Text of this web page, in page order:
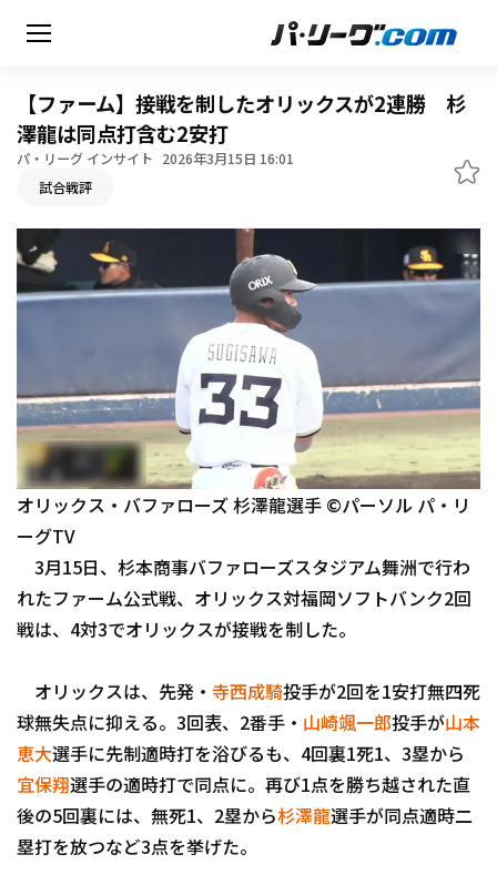
HOME
動画
順位表･成績
1軍公式戦
ファーム東地区
ファーム中地区
ファーム西地区
交流戦
選手名鑑
選手名鑑トップ
北海道日本ハムファイターズ
東北楽天ゴールデンイーグルス
千葉ロッテマリーンズ
オリックス・バファローズ
福岡ソフトバンクホークス
ニュース
設定
【ファーム】接戦を制したオリックスが2連勝 杉
澤龍は同点打含む2安打
パ・リーグ インサイト 2026年3月15日 16:01
試合戦評
オリックス・バファローズ 杉澤龍選手 ©パーソル パ・リ
ーグTV
3月15日、杉本商事バファローズスタジアム舞洲で行わ
れたファーム公式戦、オリックス対福岡ソフトバンク2回
戦は、4対3でオリックスが接戦を制した。
オリックスは、先発・ 寺西成騎投手が2回を1安打無四死
球無失点に抑える。3回表、2番手・ 山崎颯一郎投手が山本
恵大選手に先制適時打を浴びるも、4回裏1死1、3塁から
宜保翔選手の適時打で同点に。再び1点を勝ち越された直
後の5回裏には、無死1、2塁から杉澤龍選手が同点適時二
塁打を放つなど3点を挙げた。